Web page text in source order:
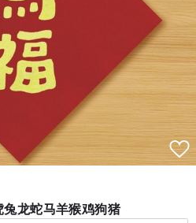
兔龙蛇马羊猴鸡狗猪